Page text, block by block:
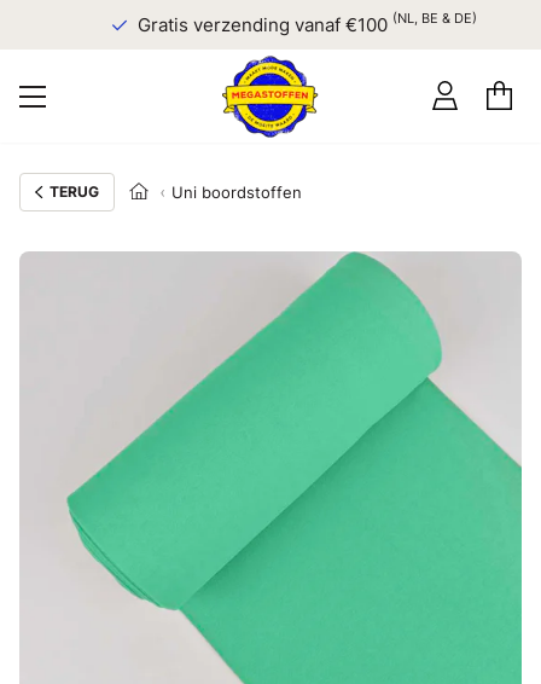
Gratis verzending vanaf €100(NL, BE & DE)
TERUG Uni boordstoffen